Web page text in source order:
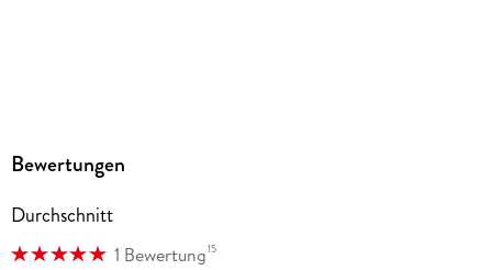
Bewertungen
Durchschnitt
1 Bewertung15